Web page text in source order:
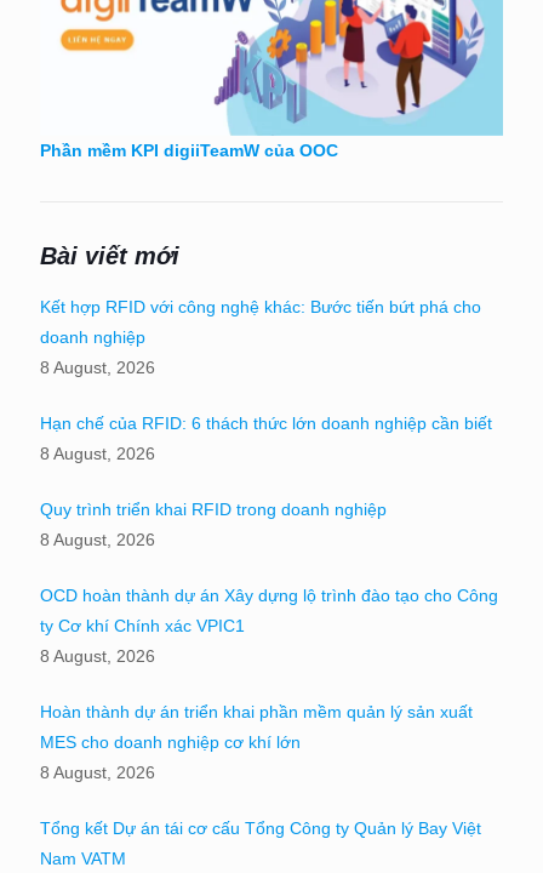
Phần mềm KPI digiiTeamW của OOC
Bài viết mới
Kết hợp RFID với công nghệ khác: Bước tiến bứt phá cho
doanh nghiệp
8 August, 2026
Hạn chế của RFID: 6 thách thức lớn doanh nghiệp cần biết
8 August, 2026
Quy trình triển khai RFID trong doanh nghiệp
8 August, 2026
OCD hoàn thành dự án Xây dựng lộ trình đào tạo cho Công
ty Cơ khí Chính xác VPIC1
8 August, 2026
Hoàn thành dự án triển khai phần mềm quản lý sản xuất
MES cho doanh nghiệp cơ khí lớn
8 August, 2026
Tổng kết Dự án tái cơ cấu Tổng Công ty Quản lý Bay Việt
Nam VATM